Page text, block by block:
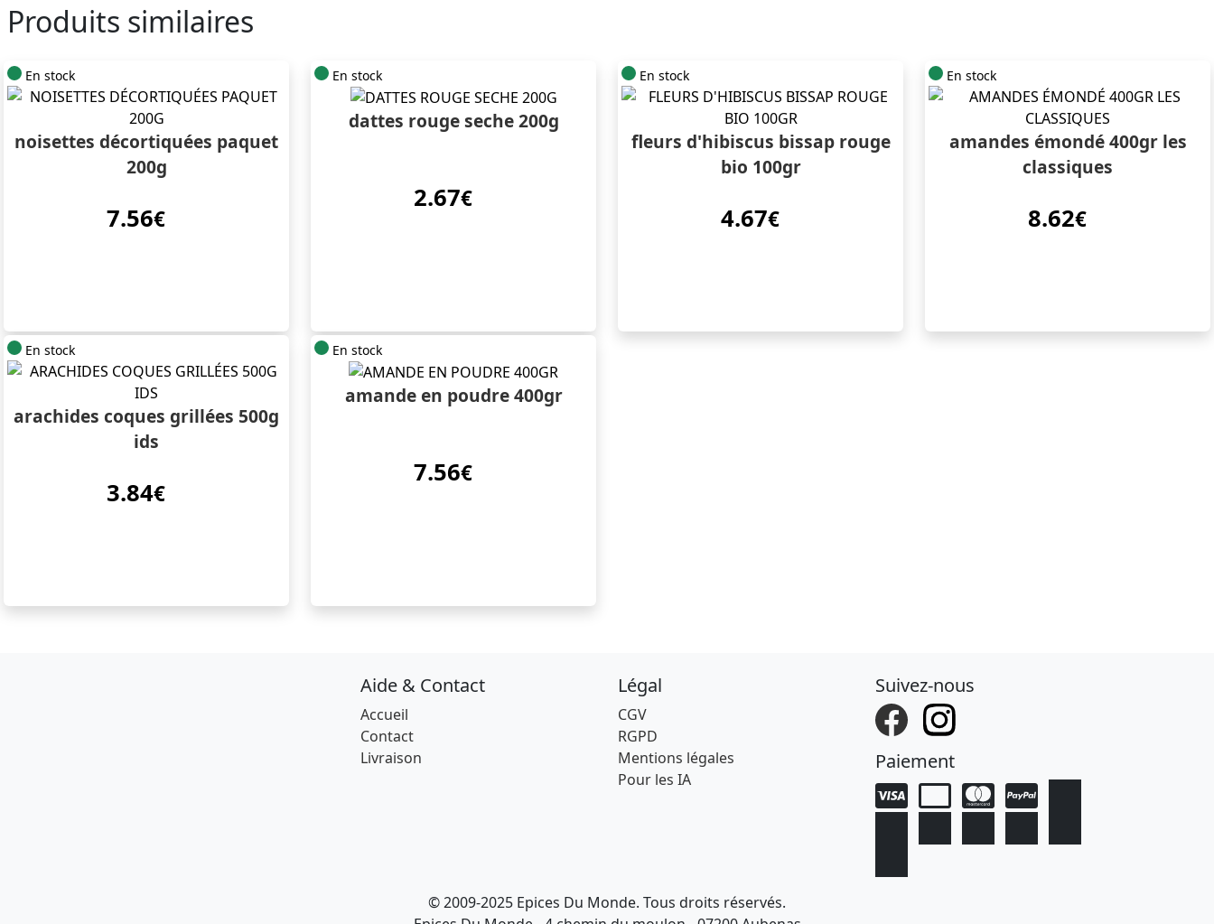
Produits similaires
En stock
noisettes décortiquées paquet
200g
7.56€
En stock
dattes rouge seche 200g
2.67€
En stock
fleurs d'hibiscus bissap rouge
bio 100gr
4.67€
En stock
amandes émondé 400gr les
classiques
8.62€
En stock
arachides coques grillées 500g
ids
3.84€
En stock
amande en poudre 400gr
7.56€
Aide & Contact
Accueil
Contact
Livraison
Légal
CGV
RGPD
Mentions légales
Pour les IA
Suivez-nous
Paiement
© 2009-2025 Epices Du Monde. Tous droits réservés.